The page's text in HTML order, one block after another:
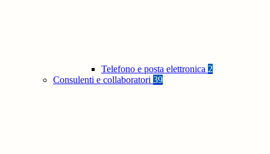
Telefono e posta elettronica 2
Consulenti e collaboratori 39